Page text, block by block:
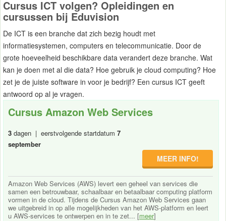
Cursus ICT volgen? Opleidingen en
cursussen bij Eduvision
De ICT is een branche dat zich bezig houdt met
informatiesystemen, computers en telecommunicatie. Door de
grote hoeveelheid beschikbare data verandert deze branche. Wat
kan je doen met al die data? Hoe gebruik je cloud computing? Hoe
zet je de juiste software in voor je bedrijf? Een cursus ICT geeft
antwoord op al je vragen.
Cursus Amazon Web Services
3 dagen | eerstvolgende startdatum 7
september
MEER INFO!
Amazon Web Services (AWS) levert een geheel van services die
samen een betrouwbaar, schaalbaar en betaalbaar computing platform
vormen in de cloud. Tijdens de Cursus Amazon Web Services gaan
we uitgebreid in op alle mogelijkheden van het AWS-platform en leert
u AWS-services te ontwerpen en in te zet... [meer]